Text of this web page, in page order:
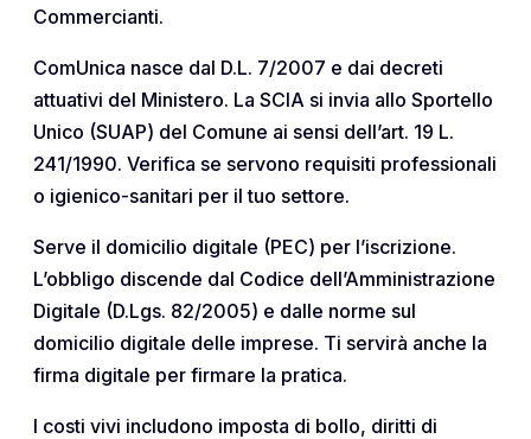
Commercianti.
ComUnica nasce dal D.L. 7/2007 e dai decreti
attuativi del Ministero. La SCIA si invia allo Sportello
Unico (SUAP) del Comune ai sensi dell’art. 19 L.
241/1990. Verifica se servono requisiti professionali
o igienico-sanitari per il tuo settore.
Serve il domicilio digitale (PEC) per l’iscrizione.
L’obbligo discende dal Codice dell’Amministrazione
Digitale (D.Lgs. 82/2005) e dalle norme sul
domicilio digitale delle imprese. Ti servirà anche la
firma digitale per firmare la pratica.
I costi vivi includono imposta di bollo, diritti di